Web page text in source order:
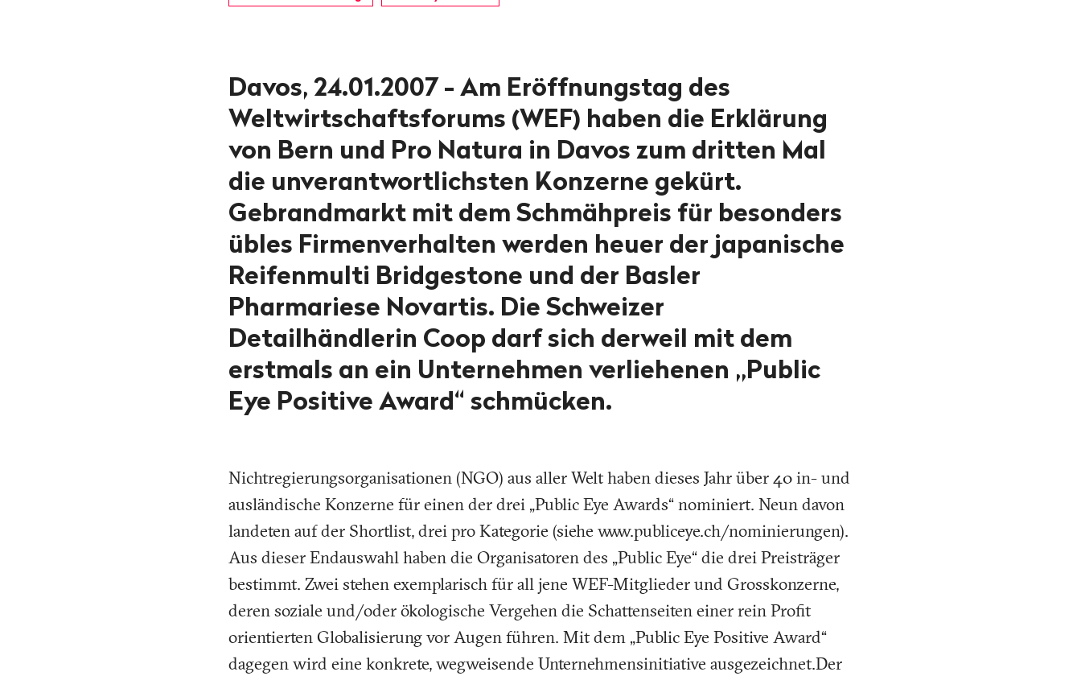
Davos, 24.01.2007 - Am Eröffnungstag des
Weltwirtschaftsforums (WEF) haben die Erklärung
von Bern und Pro Natura in Davos zum dritten Mal
die unverantwortlichsten Konzerne gekürt.
Gebrandmarkt mit dem Schmähpreis für besonders
übles Firmenverhalten werden heuer der japanische
Reifenmulti Bridgestone und der Basler
Pharmariese Novartis. Die Schweizer
Detailhändlerin Coop darf sich derweil mit dem
erstmals an ein Unternehmen verliehenen „Public
Eye Positive Award“ schmücken.
Nichtregierungsorganisationen (NGO) aus aller Welt haben dieses Jahr über 40 in- und
ausländische Konzerne für einen der drei „Public Eye Awards“ nominiert. Neun davon
landeten auf der Shortlist, drei pro Kategorie (siehe www.publiceye.ch/nominierungen).
Aus dieser Endauswahl haben die Organisatoren des „Public Eye“ die drei Preisträger
bestimmt. Zwei stehen exemplarisch für all jene WEF-Mitglieder und Grosskonzerne,
deren soziale und/oder ökologische Vergehen die Schattenseiten einer rein Profit
orientierten Globalisierung vor Augen führen. Mit dem „Public Eye Positive Award“
dagegen wird eine konkrete, wegweisende Unternehmensinitiative ausgezeichnet.Der